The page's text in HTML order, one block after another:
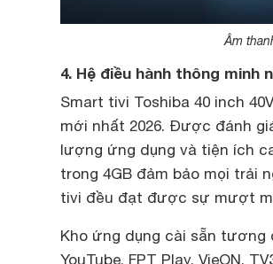
Âm
4. Hệ điều hành thông minh
Smart tivi Toshiba 40 inch
mới nhất 2026. Được đánh
lượng ứng dụng và tiện ích
trong 4GB đảm bảo mọi trải
tivi đều đạt được sự mượt
Kho ứng dụng cài sẵn
YouTube, FPT Play, VieON,